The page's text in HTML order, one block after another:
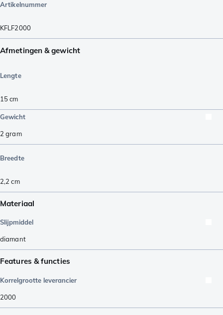
Artikelnummer
KFLF2000
Afmetingen & gewicht
Lengte
15cm
Gewicht
2 gram
Breedte
2,2 cm
Materiaal
Slijpmiddel
diamant
Features & functies
Korrelgrootte leverancier
2000